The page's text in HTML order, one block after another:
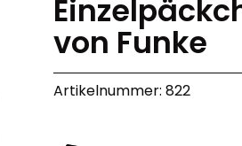
Werbeartikel
Alle anzeigen
Bekleidung
Attrappen
von Funke
Artikelnummer: 822